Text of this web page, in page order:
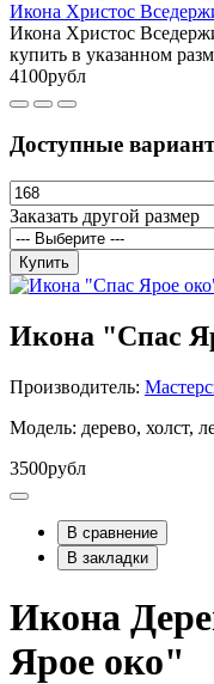
Икона Христос
Икона Христос
купить в указанном
4100рубл
Доступные
Заказать другой размер
Купить
Икона "Спас
Производитель:
Модель: дерево, холст,
3500рубл
В сравнение
В закладки
Икона
Ярое око"